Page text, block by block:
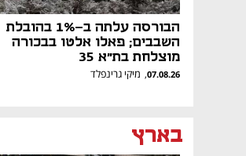
הבורסה עלתה ב-1% בהובלת
השבבים; פאלו אלטו בבכורה
מוצלחת בת"א 35
07.08.26
, מיקי גרינפלד
בארץ